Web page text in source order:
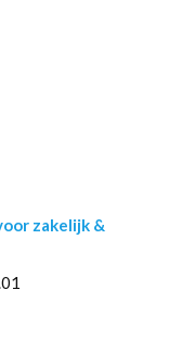
zakelijk &